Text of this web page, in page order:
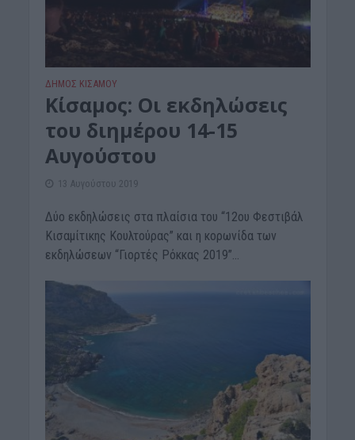
ΔΉΜΟΣ ΚΙΣΆΜΟΥ
Κίσαμος: Οι εκδηλώσεις
του διημέρου 14-15
Αυγούστου
13 Αυγούστου 2019
Δύο εκδηλώσεις στα πλαίσια του “12ου Φεστιβάλ
Κισαμίτικης Κουλτούρας” και η κορωνίδα των
εκδηλώσεων “Γιορτές Ρόκκας 2019”...